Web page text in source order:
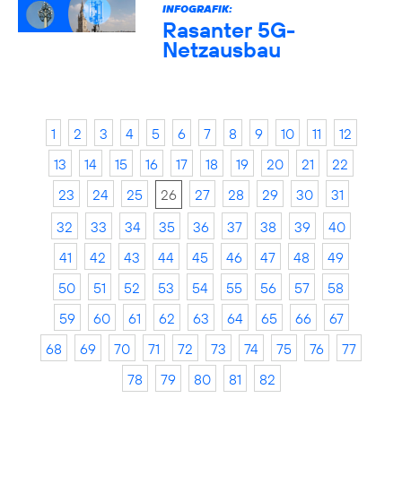
INFOGRAFIK:
Rasanter 5G-
Netzausbau
1 2 3 4 5 6 7 8 9 10 11
12
13
14 15 16 17 18 19 20 21
22
23
24 25 26 27 28 29 30
31
32
33 34 35 36 37 38 39
40
41
42 43 44 45 46 47 48
49
50
51 52 53 54 55 56 57
58
59
60 61 62 63 64 65 66
67
68
69 70 71 72 73 74 75 76
77
78
79 80 81 82